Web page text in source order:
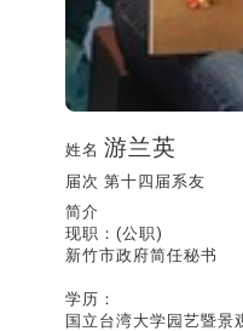
姓名 游兰英
届次 第十四届系友
简介
现职：(公职)
新竹市政府简任秘书
学历：
国立台湾大学园艺暨景